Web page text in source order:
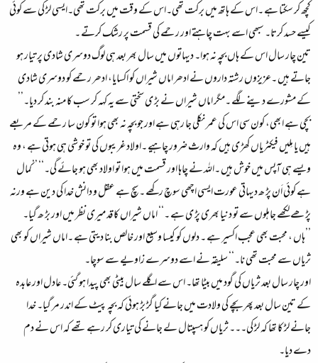
کچھ کر سکتا ہے ۔اس کے ہاتھ میں برکت تھی۔اس کے وقت میں برکت تھی۔ایسی لڑ کی سے کوئی
کیسے حسد کرتا۔ سبھی اسے بہت چاہتے اور رحمے کی قسمت پر رشک کرتے ۔
تین چار سال اس کے ہاں بچہ نہ ہوا۔ دیہاتوں میں سال بھر بعد ہی لوگ دوسری شادی پر تیار ہو
جاتے ہیں ۔عزیزوں رشتہ داروں نے ادھر اماں شیراں کو اکسایا، ادھر رحمے کو دوسری شادی
کے مشورے دینے لگے ۔مگر اماں شیراں نے بڑ ی سختی سے یہ کہہ کر سب کا منہ بند کر دیا۔’’
بچی ہے ابھی، کون سی اس کی عمر نکلی جا رہی ہے اور جو بچہ نہ بھی ہوا تو کون سا رحمے کے مربعے
ہیں یا مِلیں فیکٹریاں کھڑ ی ہیں کہ وارث ضرور چاہیے ۔اولاد غریبوں کی تو خوشی ہی ہوتی ہے ، وہ
ویسے ہی آپس میں خوش ہیں ۔اللہ نے چاہا اور قسمت میں ہوا تو اولاد بھی ہو جائے گی۔‘‘ ’’کمال
ہے کوئی اَن پڑ ھ دیہاتی عورت ایسی اچھی سوچ رکھے ۔ سچ ہے عقل و دانش خدا کی دین ہے ورنہ
پڑ ھے لکھے جاہلوں سے تو دنیا بھری پڑ ی ہے ۔‘‘ اماں شیراں کا قد میری نظر میں اور بڑ ھ گیا۔
’’ہاں ، محبت بھی عجب اکسیر ہے ۔ دلوں کو کیسا وسیع اور خالص بنا دیتی ہے ۔اماں شیراں کو بھی
ثریاں سے محبت تھی نا۔‘‘ سلیقہ نے اسے دوسرے زاویے سے سوچا۔
اور چار سال بعد ثریاں کی گود میں بیٹا تھا۔ اس سے اگلے سال بیٹی بھی پیدا ہو گئی۔ عادل اور عابدہ
کے تین سال بعد پھر بچے کی ولادت میں جانے کیا گڑ بڑ ہوئی کہ بچہ پیٹ کے اندر مر گیا۔ خدا
جانے لڑ کا تھا کہ لڑ کی۔۔۔ ثریاں کو ہسپتال لے جانے کی تیاری کر رہے تھے کہ اس نے دم
دے دیا۔